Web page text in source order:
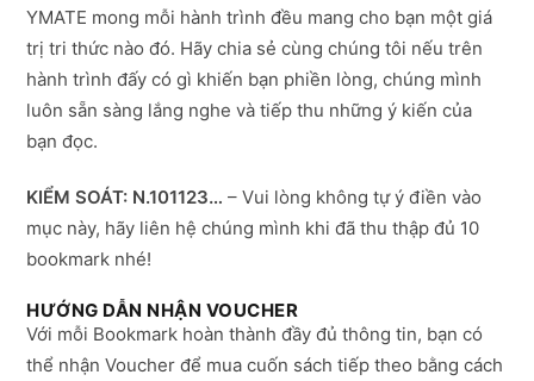
YMATE mong mỗi hành trình đều mang cho bạn một giá
trị tri thức nào đó. Hãy chia sẻ cùng chúng tôi nếu trên
hành trình đấy có gì khiến bạn phiền lòng, chúng mình
luôn sẵn sàng lắng nghe và tiếp thu những ý kiến của
bạn đọc.
KIỂM SOÁT: N.101123…– Vui lòng không tự ý điền vào
mục này, hãy liên hệ chúng mình khi đã thu thập đủ 10
bookmark nhé!
HƯỚNG DẪN NHẬN VOUCHER
Với mỗi Bookmark hoàn thành đầy đủ thông tin, bạn có
thể nhận Voucher để mua cuốn sách tiếp theo bằng cách